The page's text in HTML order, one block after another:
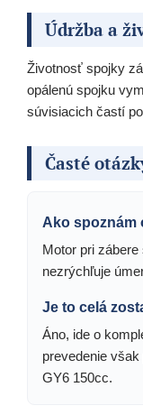
Údržba a
Životnosť spojky
opálenú spojku
súvisiacich častí
Časté
Ako spoznám
Motor pri
nezrýchľuje
Je to celá
Áno, ide o
prevedenie
GY6 150cc.